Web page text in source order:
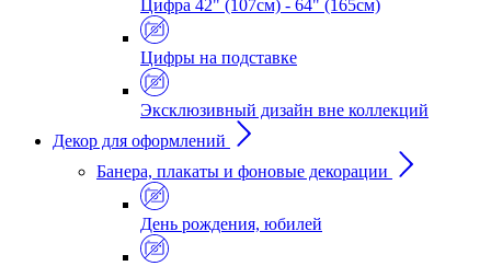
Цифра 42" (107см) - 64" (165см)
Цифры на подставке
Эксклюзивный дизайн вне коллекций
Декор для оформлений
Банера, плакаты и фоновые декорации
День рождения, юбилей